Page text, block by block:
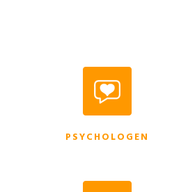
PSYCHOLOGEN